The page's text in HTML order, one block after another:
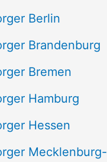
Berlin
Brandenburg
Bremen
Hamburg
Hessen
Mecklenburg-